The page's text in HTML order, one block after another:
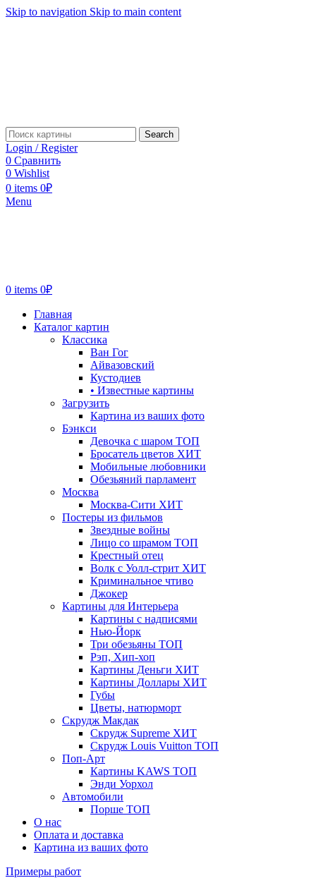
Skip to navigation Skip to main content
Search
Login / Register
0 Сравнить
0 Wishlist
0 items 0₽
Menu
0 items 0₽
Главная
Каталог картин
Классика
Ван Гог
Айвазовский
Кустодиев
• Известные картины
Загрузить
Картина из ваших фото
Бэнкси
Девочка с шаром ТОП
Бросатель цветов ХИТ
Мобильные любовники
Обезьяний парламент
Москва
Москва-Сити ХИТ
Постеры из фильмов
Звездные войны
Лицо со шрамом ТОП
Крестный отец
Волк с Уолл-стрит ХИТ
Криминальное чтиво
Джокер
Картины для Интерьера
Картины с надписями
Нью-Йорк
Три обезьяны ТОП
Рэп, Хип-хоп
Картины Деньги ХИТ
Картины Доллары ХИТ
Губы
Цветы, натюрморт
Скрудж Макдак
Скрудж Supreme ХИТ
Скрудж Louis Vuitton ТОП
Поп-Арт
Картины KAWS ТОП
Энди Уорхол
Автомобили
Порше ТОП
О нас
Оплата и доставка
Картина из ваших фото
Примеры работ